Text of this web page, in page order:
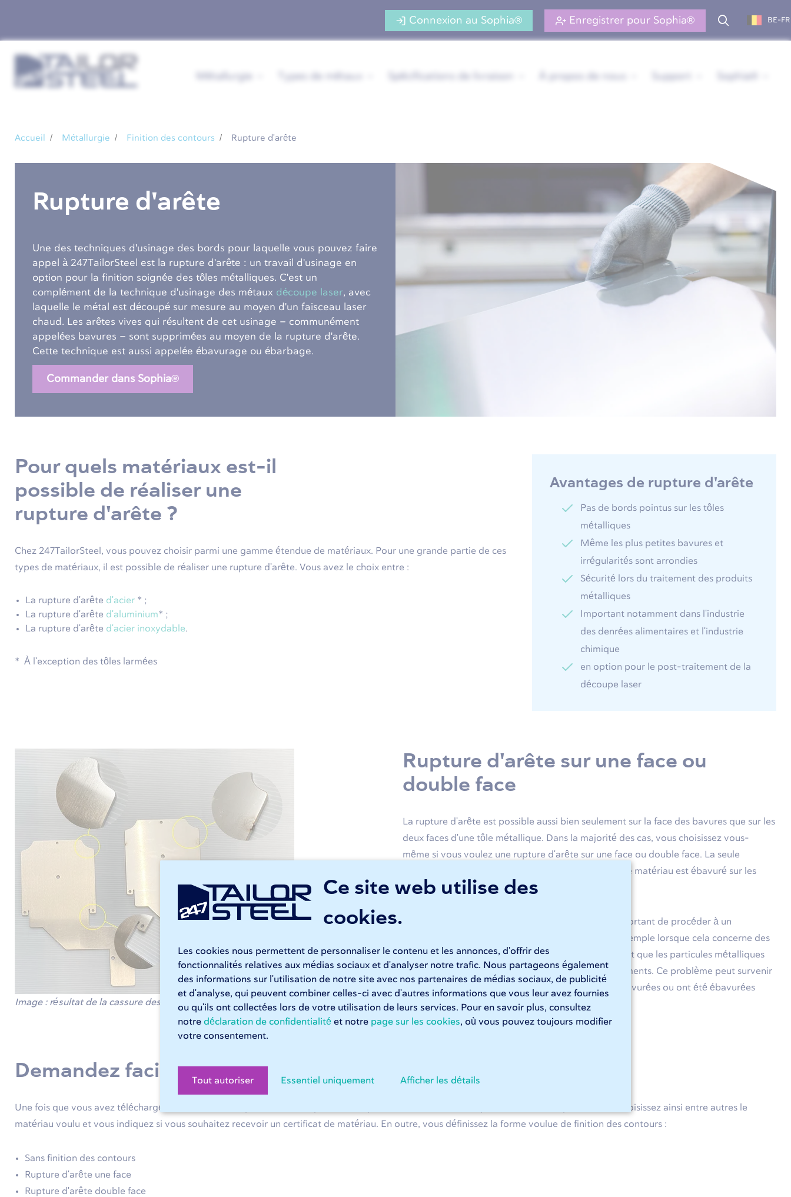
Ce site web utilise des
cookies.
Les cookies nous permettent de personnaliser le contenu et les annonces, d'offrir des
fonctionnalités relatives aux médias sociaux et d'analyser notre trafic. Nous partageons également
des informations sur l'utilisation de notre site avec nos partenaires de médias sociaux, de publicité
et d'analyse, qui peuvent combiner celles-ci avec d'autres informations que vous leur avez fournies
ou qu'ils ont collectées lors de votre utilisation de leurs services. Pour en savoir plus, consultez
notre déclaration de confidentialité et notre page sur les cookies, où vous pouvez toujours modifier
votre consentement.
Tout autoriser Essentiel uniquement Afficher les détails
Connexion au Sophia® Enregistrer pour Sophia® BE-FR
Accueil Métallurgie Finition des contours Rupture d'arête
Rupture d'arête
Une des techniques d'usinage des bords pour laquelle vous pouvez faire
appel à 247TailorSteel est la rupture d'arête : un travail d'usinage en
option pour la finition soignée des tôles métalliques. C'est un
complément de la technique d'usinage des métaux découpe laser, avec
laquelle le métal est découpé sur mesure au moyen d'un faisceau laser
chaud. Les arêtes vives qui résultent de cet usinage – communément
appelées bavures – sont supprimées au moyen de la rupture d'arête.
Cette technique est aussi appelée ébavurage ou ébarbage.
Commander dans Sophia®
Pour quels matériaux est-il
possible de réaliser une
rupture d'arête ?
Chez 247TailorSteel, vous pouvez choisir parmi une gamme étendue de matériaux. Pour une grande partie de ces
types de matériaux, il est possible de réaliser une rupture d'arête. Vous avez le choix entre :
La rupture d'arête d'acier * ;
La rupture d'arête d'aluminium* ;
La rupture d'arête d'acier inoxydable.
* À l'exception des tôles larmées
Avantages de rupture d'arête
Pas de bords pointus sur les tôles
métalliques
Même les plus petites bavures et
irrégularités sont arrondies
Sécurité lors du traitement des produits
métalliques
Important notamment dans l'industrie
des denrées alimentaires et l'industrie
chimique
en option pour le post-traitement de la
découpe laser
Image : résultat de la cassure des bords avant (à droite) et après (à gauche).
Rupture d'arête sur une face ou
double face
La rupture d'arête est possible aussi bien seulement sur la face des bavures que sur les
deux faces d'une tôle métallique. Dans la majorité des cas, vous choisissez vous-
même si vous voulez une rupture d'arête sur une face ou double face. La seule
exception à cela concerne l'acier. En effet, ce type de matériau est ébavuré sur les
deux faces de façon standard.
Dans certaines situations, il est particulièrement important de procéder à un
ébavurage double face des tôles métalliques. Par exemple lorsque cela concerne des
applications dans l'industrie alimentaire. Il est évident que les particules métalliques
ne doivent absolument pas se retrouver dans les aliments. Ce problème peut survenir
dans le cas de tôles métalliques qui n'ont pas été ébavurées ou ont été ébavurées
seulement sur la face des bavures.
Demandez facilement une rupture d'arête dans Sophia®
Une fois que vous avez téléchargé le dessin de votre produit dans Sophia®, vous pouvez facilement choisir parmi différentes options. Vous choisissez ainsi entre autres le
matériau voulu et vous indiquez si vous souhaitez recevoir un certificat de matériau. En outre, vous définissez la forme voulue de finition des contours :
Sans finition des contours
Rupture d'arête une face
Rupture d'arête double face